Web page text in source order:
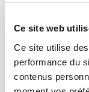
Ce site web
Ce site utilise
performance du
contenus